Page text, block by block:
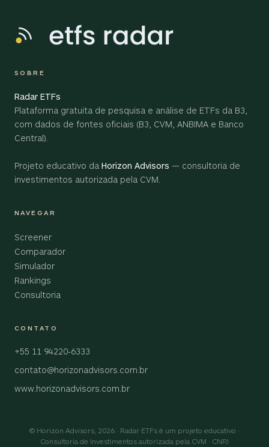
SOBRE
Radar ETFs
Plataforma gratuita de pesquisa e análise de ETFs da B3,
com dados de fontes oficiais (B3, CVM, ANBIMA e Banco
Central).
Projeto educativo da Horizon Advisors — consultoria de
investimentos autorizada pela CVM.
NAVEGAR
Screener
Comparador
Simulador
Rankings
Consultoria
CONTATO
+55 11 94220-6333
contato@horizonadvisors.com.br
www.horizonadvisors.com.br
© Horizon Advisors, 2026 · Radar ETFs é um projeto educativo ·
Consultoria de Investimentos autorizada pela CVM · CNPJ